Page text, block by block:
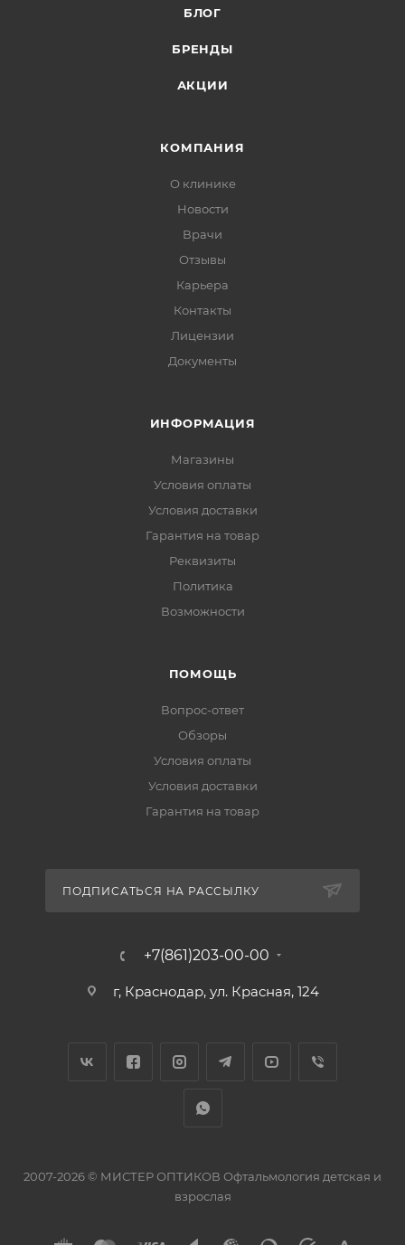
БЛОГ
БРЕНДЫ
АКЦИИ
КОМПАНИЯ
О клинике
Новости
Врачи
Отзывы
Карьера
Контакты
Лицензии
Документы
ИНФОРМАЦИЯ
Магазины
Условия оплаты
Условия доставки
Гарантия на товар
Реквизиты
Политика
Возможности
ПОМОЩЬ
Вопрос-ответ
Обзоры
Условия оплаты
Условия доставки
Гарантия на товар
ПОДПИСАТЬСЯ НА РАССЫЛКУ
+7(861)203-00-00
г, Краснодар, ул. Красная, 124
2007-2026 © МИСТЕР ОПТИКОВ Офтальмология детская и
взрослая